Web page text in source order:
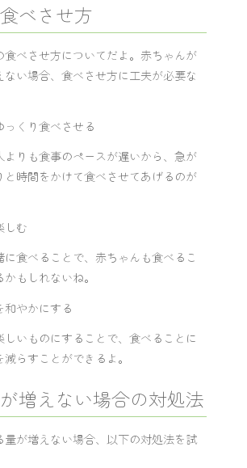
べさせ方
食べさせ方についてだよ。赤ちゃんが
い場合、食べさせ方に工夫が必要な
っくり食べさせる
よりも食事のペースが遅いから、急が
と時間をかけて食べさせてあげるのが
しむ
に食べることで、赤ちゃんも食べるこ
もしれないね。
やかにする
いものにすることで、食べることに
らすことができるよ。
増えない場合の対処法
量が増えない場合、以下の対処法を試